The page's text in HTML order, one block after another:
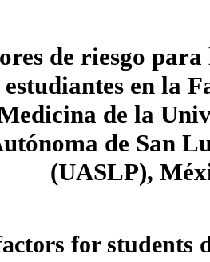
de riesgo para
estudiantes en la
de la
de San
(UASLP),
for students